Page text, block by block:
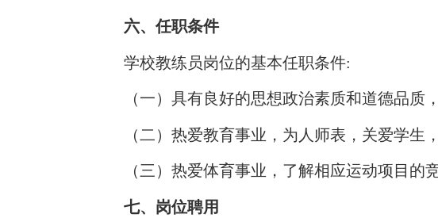
六、任职条件
学校教练员岗位的基本任职条件:
（一）具有良好的思想政治素质和道德品质，
（二）热爱教育事业，为人师表，关爱学生
（三）热爱体育事业，了解相应运动项目的
七、岗位聘用